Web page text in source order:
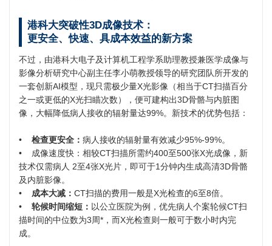
港科大突破性3D成像技术：
更安全、快速、具成本效益的新方案
不过，由港科大电子及计算机工程学系助理教授兼医学成像与
影像分析研究中心副主任李小萌教授领导的研究团队所开发的
一套创新AI模型，现只需极少量X光影像（相当于CT扫描百分
之一或更低的X光扫瞄次数），便可建构出3D骨骼与内脏图
像，大幅降低病人接收的辐射量达99%。新技术的优势包括：
• 检查更安全： 病人接收的辐射量有效减少95%-99%。
• 成像速度快：相较CT扫描所需约400至500张X光成像，新
技术仅需病人 2至4张X光片，即可于1分钟内生成高清3D骨骼
及内脏影像。
• 成本大减： CT扫描的费用一般是X光检查的6至8倍。
• 轮候时间缩短： 以公立医院为例，优先病人个案轮候CT扫
描时间的中位数为3周*，而X光检查则一般可于数小时内完
成。